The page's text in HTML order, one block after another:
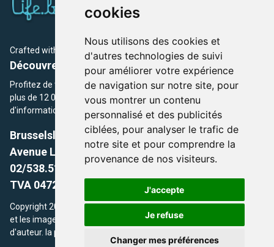
cookies
Nous utilisons des cookies et
d'autres technologies de suivi
pour améliorer votre expérience
de navigation sur notre site, pour
vous montrer un contenu
personnalisé et des publicités
ciblées, pour analyser le trafic de
notre site et pour comprendre la
provenance de nos visiteurs.
J'accepte
Je refuse
Changer mes préférences
Crafted with by Brusselslife Team
Découvrez plus de 12 000 adresses et événements
Profitez de toutes les sections de BrusselsLife.be et découvrez
plus de 12 000 adresses et un grand choix d'événements,
d'informations et de conseils et astuces de notre écriture.
Brusselslife.be
Avenue Louise, 500 -1050 Ixelles, Brussels,
02/538.51.49.
TVA 0472.281.221
Copyright 2026 © Brusselslife.be Tous droits réservés. Le contenu
et les images utilisés sur ce site sont protégés par le droit
d'auteur. la propriétaires respectifs.